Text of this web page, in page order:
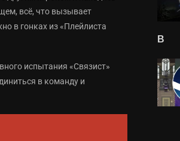
всё, что вызывает
в гонках из «Плейлиста
испытания «Связист»
в команду и
В